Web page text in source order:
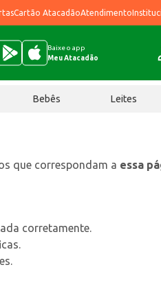
Cartão AtacadãoAtendimento
Baixe o app
Meu Atacadão
Bebês Leites
que correspondam a essa
corretamente.